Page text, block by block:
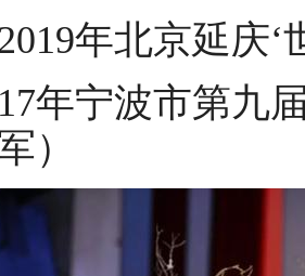
2019年北京延庆
年宁波市第九
）